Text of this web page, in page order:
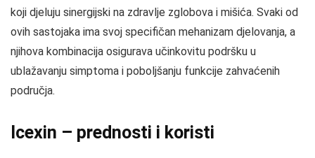
koji djeluju sinergijski na zdravlje zglobova i mišića. Svaki od
ovih sastojaka ima svoj specifičan mehanizam djelovanja, a
njihova kombinacija osigurava učinkovitu podršku u
ublažavanju simptoma i poboljšanju funkcije zahvaćenih
područja.
Icexin – prednosti i koristi